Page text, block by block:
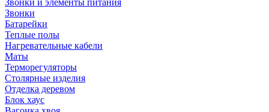
Звонки и элементы питания
Звонки
Батарейки
Теплые полы
Нагревательные кабели
Маты
Терморегуляторы
Столярные изделия
Отделка деревом
Блок хаус